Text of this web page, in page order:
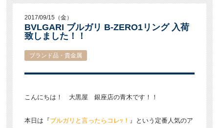
2017/09/15（金）
BVLGARI ブルガリ B-ZERO1リング 入荷
致しました！！
ブランド品・貴金属
こんにちは！ 大黒屋 銀座店の青木です！！
本日は『ブルガリと言ったらコレｯ！ 』という定番人気のア